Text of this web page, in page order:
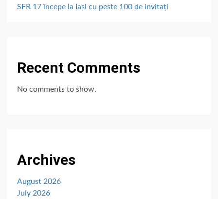
SFR 17 începe la Iași cu peste 100 de invitați
Recent Comments
No comments to show.
Archives
August 2026
July 2026